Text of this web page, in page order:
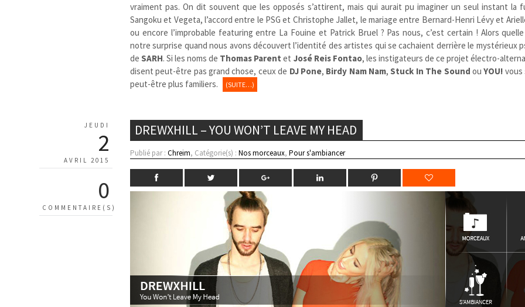
vraiment pas. On dit souvent que les opposés s’attirent, mais qui aurait pu imaginer un seul instant la
Sangoku et Vegeta, l’accord entre le PSG et Christophe Jallet, le mariage entre Bernard-Henri Lévy et
ou encore l’improbable featuring entre La Fouine et Patrick Bruel ? Pas nous, c’est certain ! Alors
notre surprise quand nous avons découvert l’identité des artistes qui se cachaient derrière le mystérieux
deSARH. Si les noms de Thomas Parent et José Reis Fontao, les instigateurs de ce projet électro-
disent peut-être pas grand chose, ceux de DJ Pone, Birdy Nam Nam,Stuck In The Sound ouYOU! vous
peut-être plus familiers.
(SUITE…)
JEUDI
2
AVRIL 2015
0
COMMENTAIRE(S)
DREWXHILL – YOU WON’T LEAVE MY HEAD
Publié par :Chreim, Catégorie(s) :Nos morceaux,Pour s'ambiancer